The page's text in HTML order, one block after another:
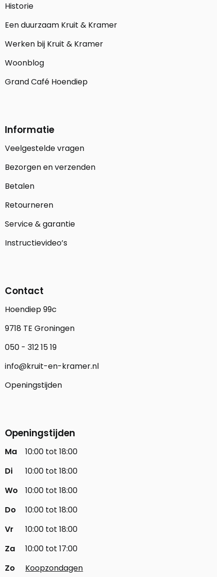
Historie
Een duurzaam Kruit & Kramer
Werken bij Kruit & Kramer
Woonblog
Grand Café Hoendiep
Informatie
Veelgestelde vragen
Bezorgen en verzenden
Betalen
Retourneren
Service & garantie
Instructievideo’s
Contact
Hoendiep 99c
9718 TE Groningen
050 - 312 15 19
info@kruit-en-kramer.nl
Openingstijden
Openingstijden
Ma
10:00 tot 18:00
Di
10:00 tot 18:00
Wo
10:00 tot 18:00
Do
10:00 tot 18:00
Vr
10:00 tot 18:00
Za
10:00 tot 17:00
Zo
Koopzondagen